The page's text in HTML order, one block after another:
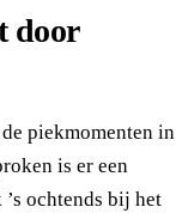
door
piekmomenten in
is er een
ochtends bij het